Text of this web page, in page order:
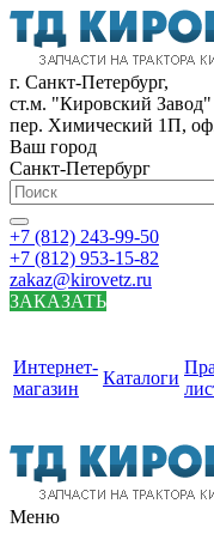
г. Санкт-Петербург,
ст.м. "Кировский Завод"
пер. Химический 1П,
Ваш город
Санкт-Петербург
+7 (812) 243-99-50
+7 (812) 953-15-82
zakaz@kirovetz.ru
ЗАКАЗАТЬ
Интернет-
магазин
Каталоги
Меню